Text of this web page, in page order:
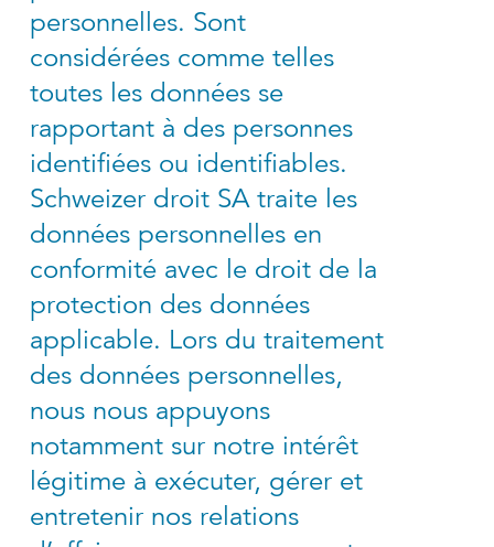
personnelles. Sont
considérées comme telles
toutes les données se
rapportant à des personnes
identifiées ou identifiables.
Schweizer droit SA traite les
données personnelles en
conformité avec le droit de la
protection des données
applicable. Lors du traitement
des données personnelles,
nous nous appuyons
notamment sur notre intérêt
légitime à exécuter, gérer et
entretenir nos relations